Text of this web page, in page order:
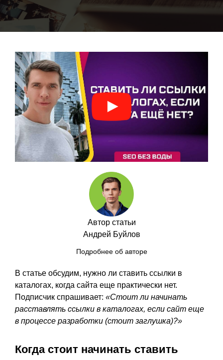
Автор статьи
Андрей Буйлов
Подробнее об авторе
В статье обсудим, нужно ли ставить ссылки в
каталогах, когда сайта еще практически нет.
Подписчик спрашивает: «Стоит ли начинать
расставлять ссылки в каталогах, если сайт еще
в процессе разработки (стоит заглушка)?»
Когда стоит начинать ставить